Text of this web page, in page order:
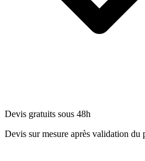
Devis gratuits sous 48h
Devis sur mesure après validation du